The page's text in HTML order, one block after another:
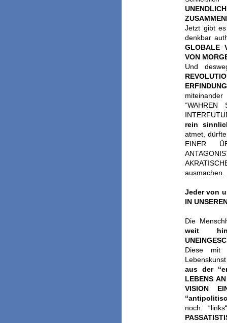
Jetzt gibt
denkbar
GLOBALE
VON
Und
“WAHREN
rein
atmet,
EINER
ausmachen.
Jeder von
IN
Die
weit
Diese mit
aus der
LEBENS
VISION
noch